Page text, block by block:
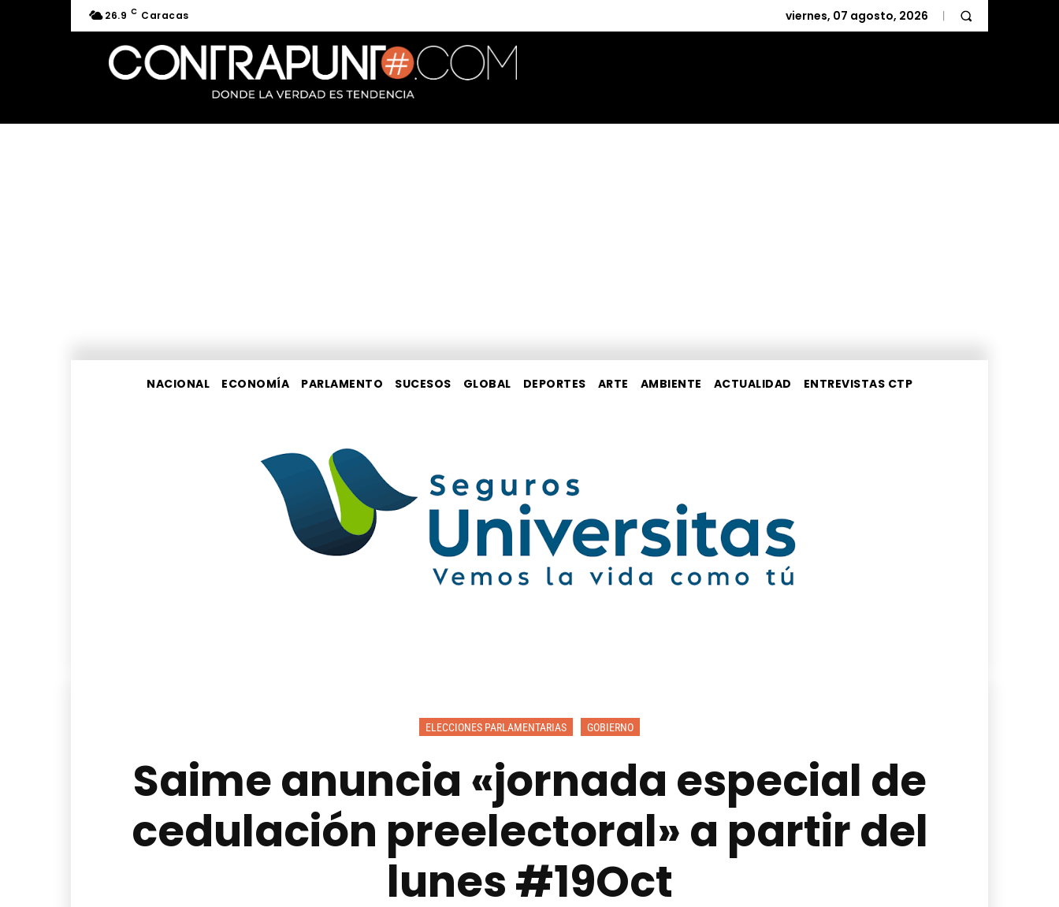
26.9 C Caracas viernes, 07 agosto, 2026
NACIONAL ECONOMÍA PARLAMENTO SUCESOS GLOBAL DEPORTES ARTE AMBIENTE ACTUALIDAD ENTREVISTAS CTP
ELECCIONES PARLAMENTARIAS GOBIERNO
Saime anuncia «jornada especial de
cedulación preelectoral» a partir del
lunes #19Oct